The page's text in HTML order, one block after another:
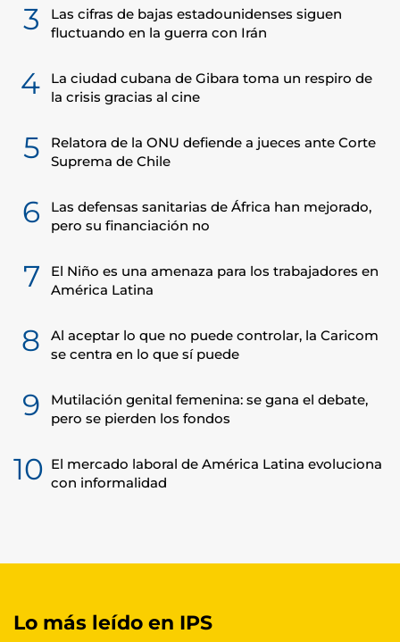
3
Las cifras de bajas estadounidenses siguen
fluctuando en la guerra con Irán
4
La ciudad cubana de Gibara toma un respiro de
la crisis gracias al cine
5
Relatora de la ONU defiende a jueces ante Corte
Suprema de Chile
6
Las defensas sanitarias de África han mejorado,
pero su financiación no
7
El Niño es una amenaza para los trabajadores en
América Latina
8
Al aceptar lo que no puede controlar, la Caricom
se centra en lo que sí puede
9
Mutilación genital femenina: se gana el debate,
pero se pierden los fondos
10 El mercado laboral de América Latina evoluciona
con informalidad
Lo más leído en IPS